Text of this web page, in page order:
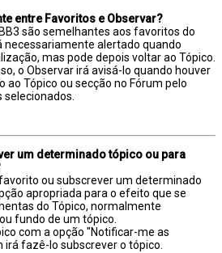
entre Favoritos e Observar?
são semelhantes aos favoritos do
necessariamente alertado quando
mas pode depois voltar ao Tópico.
o Observar irá avisá-lo quando houver
ao Tópico ou secção no Fórum pelo
um determinado tópico ou para
ou subscrever um determinado
apropriada para o efeito que se
do Tópico, normalmente
fundo de um tópico.
com a opção "Notificar-me as
irá fazê-lo subscrever o tópico.